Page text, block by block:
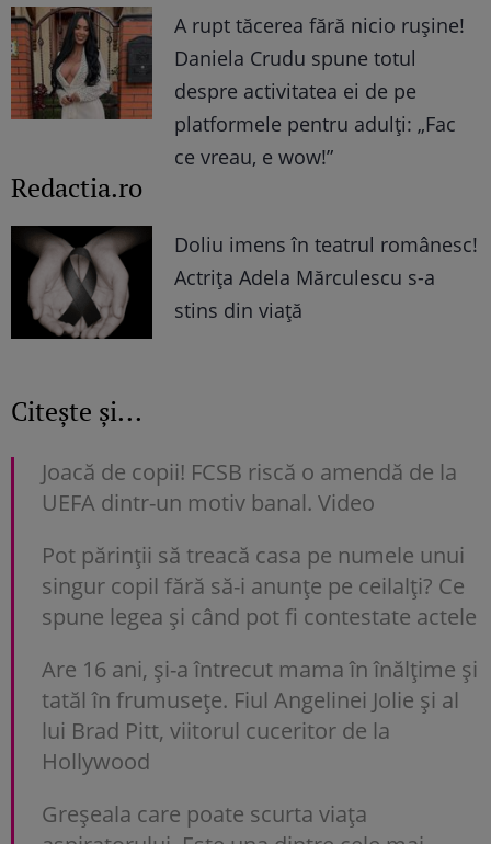
A rupt tăcerea fără nicio rușine!
Daniela Crudu spune totul
despre activitatea ei de pe
platformele pentru adulți: „Fac
ce vreau, e wow!”
Redactia.ro
Doliu imens în teatrul românesc!
Actrița Adela Mărculescu s-a
stins din viață
Citește și...
Joacă de copii! FCSB riscă o amendă de la
UEFA dintr-un motiv banal. Video
Pot părinții să treacă casa pe numele unui
singur copil fără să-i anunțe pe ceilalți? Ce
spune legea și când pot fi contestate actele
Are 16 ani, și-a întrecut mama în înălțime și
tatăl în frumusețe. Fiul Angelinei Jolie și al
lui Brad Pitt, viitorul cuceritor de la
Hollywood
Greșeala care poate scurta viața